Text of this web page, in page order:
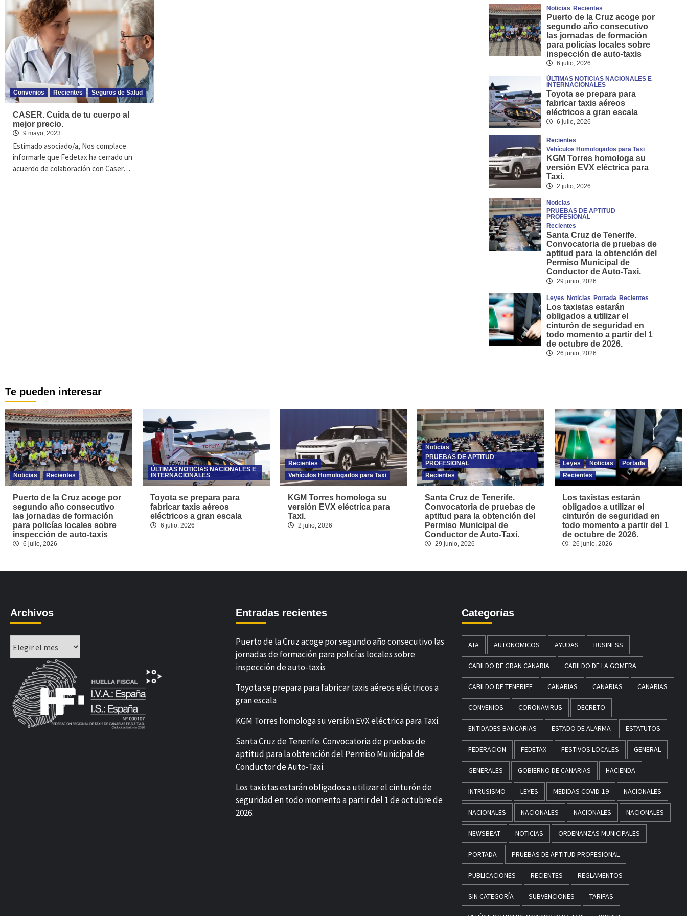
Convenios Recientes Seguros de Salud
CASER. Cuida de tu cuerpo al
mejor precio.
9 mayo, 2023
Estimado asociado/a, Nos complace
informarle que Fedetax ha cerrado un
acuerdo de colaboración con Caser…
Noticias Recientes
Puerto de la Cruz acoge por
segundo año consecutivo
las jornadas de formación
para policías locales sobre
inspección de auto-taxis
6 julio, 2026
ÚLTIMAS NOTICIAS NACIONALES E
INTERNACIONALES
Toyota se prepara para
fabricar taxis aéreos
eléctricos a gran escala
6 julio, 2026
Recientes
Vehículos Homologados para Taxi
KGM Torres homologa su
versión EVX eléctrica para
Taxi.
2 julio, 2026
Noticias
PRUEBAS DE APTITUD
PROFESIONAL
Recientes
Santa Cruz de Tenerife.
Convocatoria de pruebas de
aptitud para la obtención del
Permiso Municipal de
Conductor de Auto-Taxi.
29 junio, 2026
Leyes Noticias Portada Recientes
Los taxistas estarán
obligados a utilizar el
cinturón de seguridad en
todo momento a partir del 1
de octubre de 2026.
26 junio, 2026
Te pueden interesar
Noticias Recientes
Puerto de la Cruz acoge por
segundo año consecutivo
las jornadas de formación
para policías locales sobre
inspección de auto-taxis
6 julio, 2026
ÚLTIMAS NOTICIAS NACIONALES E
INTERNACIONALES
Toyota se prepara para
fabricar taxis aéreos
eléctricos a gran escala
6 julio, 2026
Recientes
Vehículos Homologados para Taxi
KGM Torres homologa su
versión EVX eléctrica para
Taxi.
2 julio, 2026
Noticias
PRUEBAS DE APTITUD
PROFESIONAL
Recientes
Santa Cruz de Tenerife.
Convocatoria de pruebas de
aptitud para la obtención del
Permiso Municipal de
Conductor de Auto-Taxi.
29 junio, 2026
Leyes Noticias
Portada
Recientes
Los taxistas estarán
obligados a utilizar el
cinturón de seguridad en
todo momento a partir del 1
de octubre de 2026.
26 junio, 2026
Archivos Entradas recientes
Puerto de la Cruz acoge por segundo año consecutivo las
jornadas de formación para policías locales sobre
inspección de auto-taxis
Toyota se prepara para fabricar taxis aéreos eléctricos a
gran escala
KGM Torres homologa su versión EVX eléctrica para Taxi.
Santa Cruz de Tenerife. Convocatoria de pruebas de
aptitud para la obtención del Permiso Municipal de
Conductor de Auto-Taxi.
Los taxistas estarán obligados a utilizar el cinturón de
seguridad en todo momento a partir del 1 de octubre de
2026.
Categorías
ATA AUTONOMICOS AYUDAS BUSINESS
CABILDO DE GRAN CANARIA CABILDO DE LA GOMERA
CABILDO DE TENERIFE CANARIAS CANARIAS CANARIAS
CONVENIOS CORONAVIRUS DECRETO
ENTIDADES BANCARIAS ESTADO DE ALARMA ESTATUTOS
FEDERACION FEDETAX FESTIVOS LOCALES GENERAL
GENERALES GOBIERNO DE CANARIAS HACIENDA
INTRUSISMO LEYES MEDIDAS COVID-19 NACIONALES
NACIONALES NACIONALES NACIONALES NACIONALES
NEWSBEAT NOTICIAS ORDENANZAS MUNICIPALES
PORTADA PRUEBAS DE APTITUD PROFESIONAL
PUBLICACIONES RECIENTES REGLAMENTOS
SIN CATEGORÍA SUBVENCIONES TARIFAS